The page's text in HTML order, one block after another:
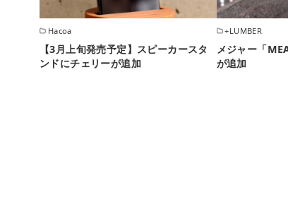
Hacoa
【3月上旬発売予定】スピーカースタ
ンドにチェリーが追加
+LUMBER
メジャー「
が追加